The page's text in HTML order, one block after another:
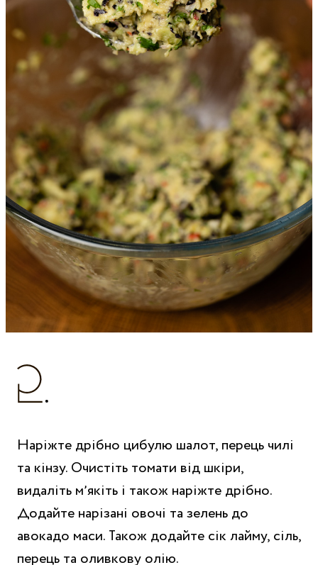
Наріжте дрібно цибулю шалот, перець чилі
та кінзу. Очистіть томати від шкіри,
видаліть мʼякіть і також наріжте дрібно.
Додайте нарізані овочі та зелень до
авокадо маси. Також додайте сік лайму, сіль,
перець та оливкову олію.